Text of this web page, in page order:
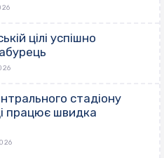
цілі успішно
стадіону
працює швидка